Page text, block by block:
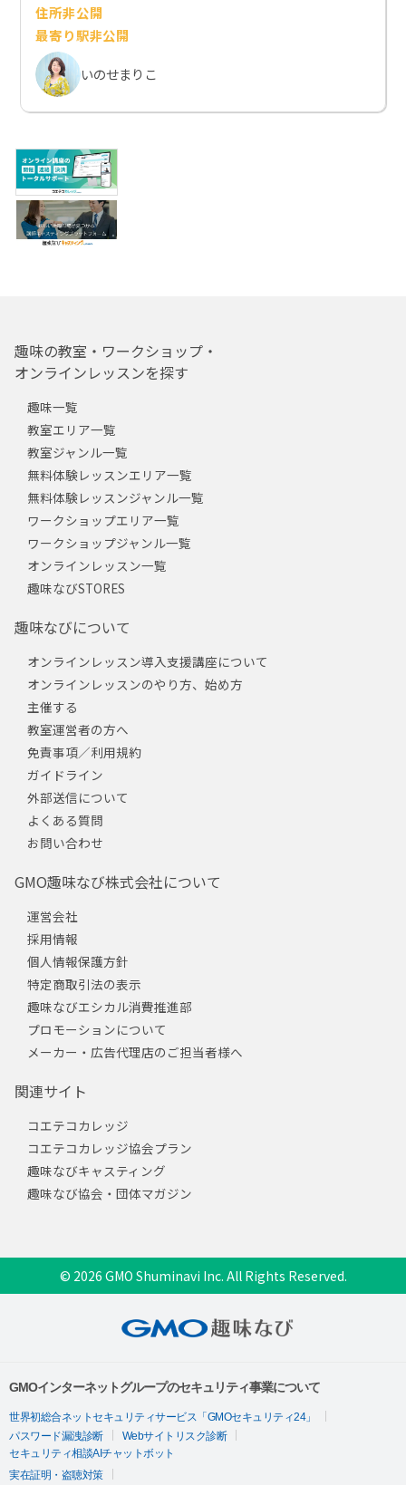
住所非公開
最寄り駅非公開
いのせまりこ
趣味の教室・ワークショップ・
オンラインレッスンを探す
趣味一覧
教室エリア一覧
教室ジャンル一覧
無料体験レッスンエリア一覧
無料体験レッスンジャンル一覧
ワークショップエリア一覧
ワークショップジャンル一覧
オンラインレッスン一覧
趣味なびSTORES
趣味なびについて
オンラインレッスン導入支援講座について
オンラインレッスンのやり方、始め方
主催する
教室運営者の方へ
免責事項／利用規約
ガイドライン
外部送信について
よくある質問
お問い合わせ
GMO趣味なび株式会社について
運営会社
採用情報
個人情報保護方針
特定商取引法の表示
趣味なびエシカル消費推進部
プロモーションについて
メーカー・広告代理店のご担当者様へ
関連サイト
コエテコカレッジ
コエテコカレッジ協会プラン
趣味なびキャスティング
趣味なび協会・団体マガジン
© 2026 GMO Shuminavi Inc. All Rights Reserved.